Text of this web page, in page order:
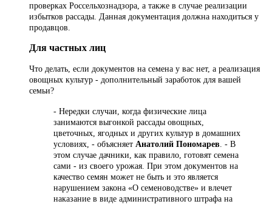
проверках Россельхознадзора, а также в случае реализации
избытков рассады. Данная документация должна находиться у
продавцов.
Для частных лиц
Что делать, если документов на семена у вас нет, а реализация
овощных культур - дополнительный заработок для вашей
семьи?
- Нередки случаи, когда физические лица
занимаются выгонкой рассады овощных,
цветочных, ягодных и других культур в домашних
условиях, - объясняет Анатолий Пономарев . - В
этом случае дачники, как правило, готовят семена
сами - из своего урожая. При этом документов на
качество семян может не быть и это является
нарушением закона «О семеноводстве» и влечет
наказание в виде административного штрафа на